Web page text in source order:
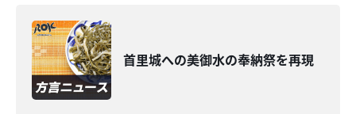
首里城への美御水の奉納祭を再現